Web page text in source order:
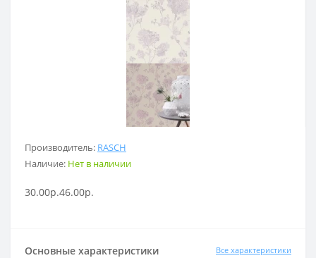
Производитель: RASCH
Наличие: Нет в наличии
30.00р.46.00р.
Основные характеристики Все характеристики